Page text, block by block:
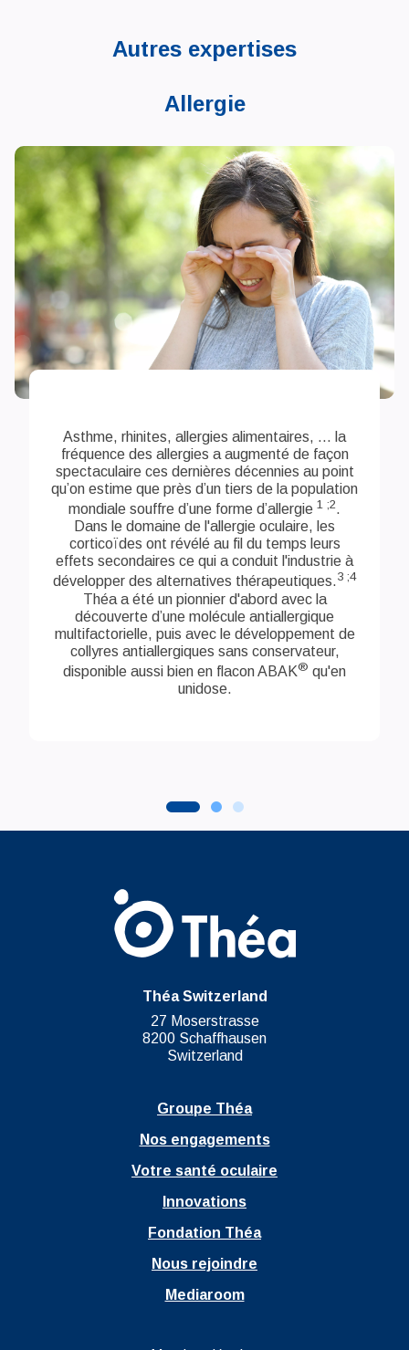
Autres expertises
Allergie
Asthme, rhinites, allergies alimentaires, ... la
fréquence des allergies a augmenté de façon
spectaculaire ces dernières décennies au point
qu’on estime que près d’un tiers de la population
mondiale souffre d’une forme d’allergie 1 ;2.
Dans le domaine de l'allergie oculaire, les
corticoïdes ont révélé au fil du temps leurs
effets secondaires ce qui a conduit l'industrie à
développer des alternatives thérapeutiques.3 ;4
Théa a été un pionnier d'abord avec la
découverte d’une molécule antiallergique
multifactorielle, puis avec le développement de
collyres antiallergiques sans conservateur,
disponible aussi bien en flacon ABAK® qu'en
unidose.
Théa Switzerland
27 Moserstrasse
8200 Schaffhausen
Switzerland
Groupe Théa
Nos engagements
Votre santé oculaire
Innovations
Fondation Théa
Nous rejoindre
Mediaroom